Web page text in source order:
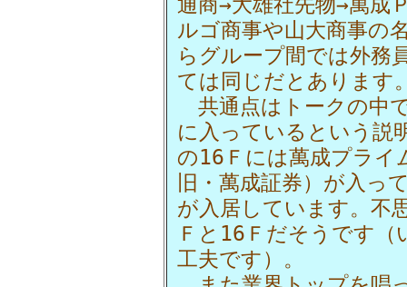
ルゴ商事や山大商事の
らグループ間では外務
ては同じだとあります
共通点はトークの中
に入っているという説
の16Ｆには萬成プライ
旧・萬成証券）が入っ
が入居しています。不
Ｆと16Ｆだそうです
工夫です）。